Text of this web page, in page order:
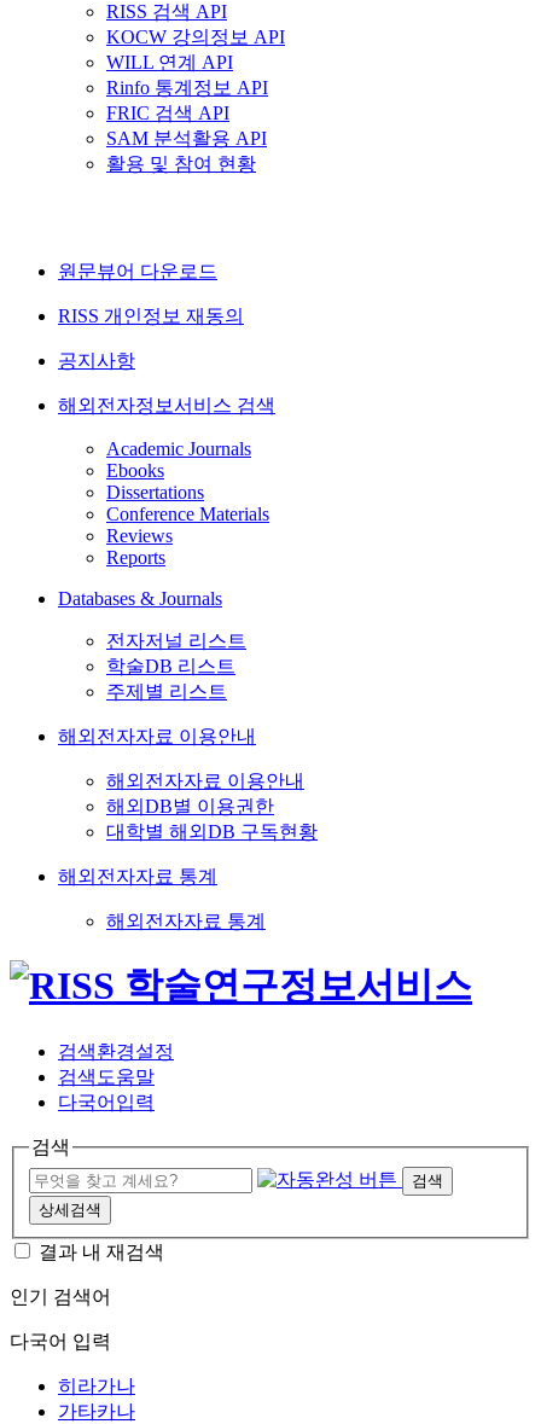
RISS 검색 API
KOCW 강의정보 API
WILL 연계 API
Rinfo 통계정보 API
FRIC 검색 API
SAM 분석활용 API
활용 및 참여 현황
원문뷰어 다운로드
RISS 개인정보 재동의
공지사항
해외전자정보서비스 검색
Academic Journals
Ebooks
Dissertations
Conference Materials
Reviews
Reports
Databases & Journals
전자저널 리스트
학술DB 리스트
주제별 리스트
해외전자자료 이용안내
해외전자자료 이용안내
해외DB별 이용권한
대학별 해외DB 구독현황
해외전자자료 통계
해외전자자료 통계
검색환경설정
검색도움말
다국어입력
검색
검색
상세검색
결과 내 재검색
인기 검색어
다국어 입력
히라가나
가타카나